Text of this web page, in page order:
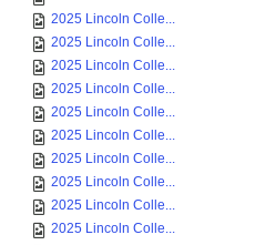
2025 Lincoln Colle...
2025 Lincoln Colle...
2025 Lincoln Colle...
2025 Lincoln Colle...
2025 Lincoln Colle...
2025 Lincoln Colle...
2025 Lincoln Colle...
2025 Lincoln Colle...
2025 Lincoln Colle...
2025 Lincoln Colle...